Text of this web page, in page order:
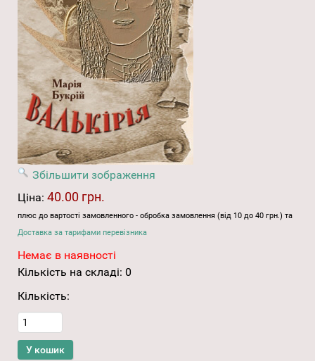
Збільшити зображення
Ціна: 40.00 грн.
плюс до вартості замовленного - обробка замовлення (від 10 до 40 грн.) та
Доставка за тарифами перевізника
Немає в наявності
Кількість на складі: 0
Кількість: